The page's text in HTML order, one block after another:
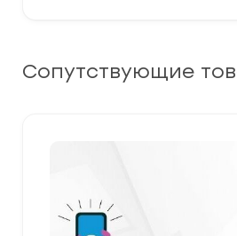
Сопутствующие